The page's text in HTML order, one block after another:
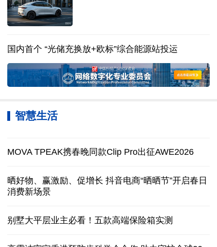
国内首个 “光储充换放+欧标”综合能源站投运
智慧生活
MOVA TPEAK携春晚同款Clip Pro出征AWE2026
晒好物、赢激励、促增长 抖音电商“晒晒节”开启春日
消费新场景
别墅大平层业主必看！五款高端保险箱实测